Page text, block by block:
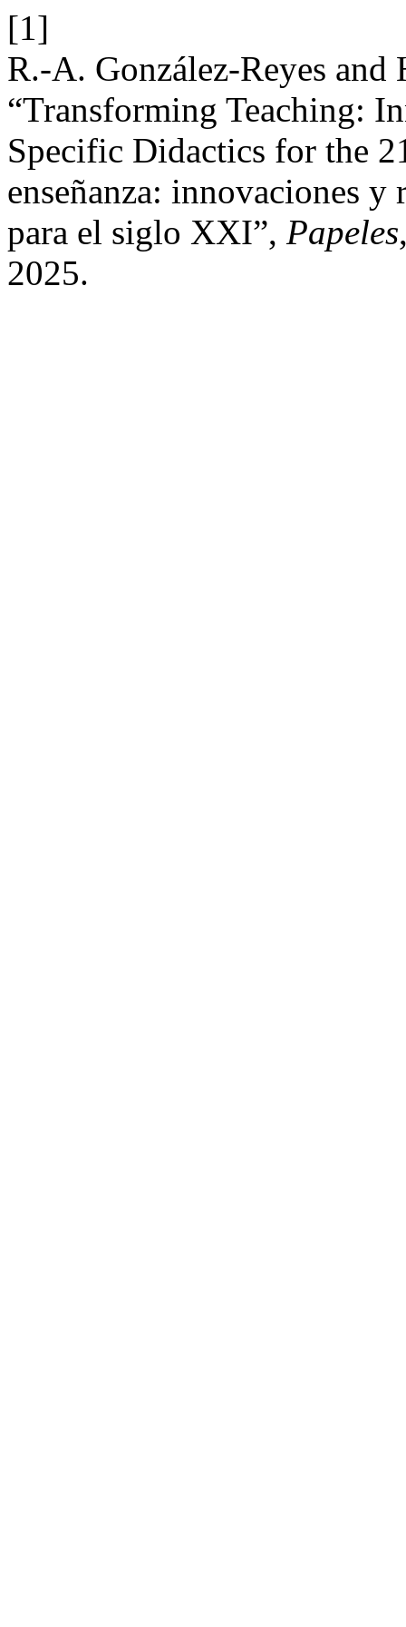
[1]
R.-A. González-Reyes and
“Transforming Teaching:
Specific Didactics for the
enseñanza: innovaciones y
para el siglo XXI”, Papeles
2025.